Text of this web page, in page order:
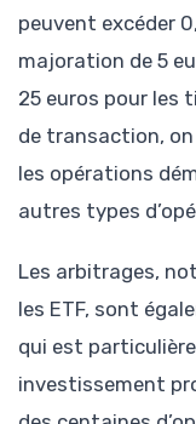
peuvent excéder
majoration de 5
25 euros pour les
de transaction,
les opérations
autres types
Les arbitrages,
les ETF, sont
qui est
investissement